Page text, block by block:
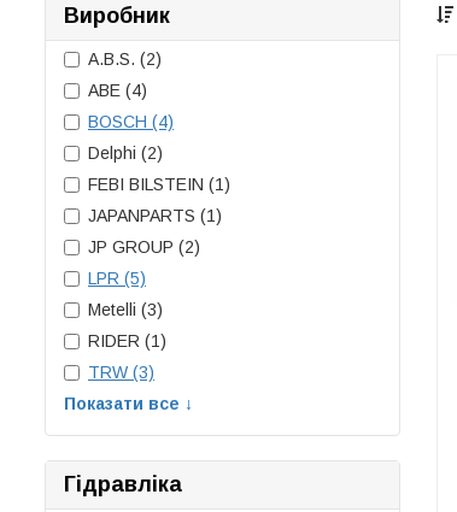
Виробник
A.B.S. (2)
ABE (4)
BOSCH (4)
Delphi (2)
FEBI BILSTEIN (1)
JAPANPARTS (1)
JP GROUP (2)
LPR (5)
Metelli (3)
RIDER (1)
TRW (3)
Показати все ↓
Гідравліка